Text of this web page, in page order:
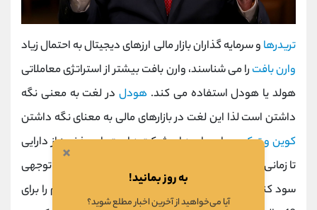
تریدرها و سرمایه گذاران بازار مالی ارزهای دیجیتال به احتمال زیاد
وارن بافت را می شناسند، وارن بافت بیشتر از استراتژی معاملاتی
هولد یا هودل استفاده می کند. هودلدر لغت به معنی نگه
داشتن است لذا این لغت در بازارهای مالی به معنای نگه داشتن
کوین و توکنو یا سهام های شرکت هاست. این ذخیره از دارایی
تا زمانی ادامه پیدا می کند که سرمایه شما به شکل قابله توجهی
سود کند؛ وارن بافت می گوید: اگر نمی توانید یک سهام را برای
×
به روز بمانید!
آیا می‌خواهید از آخرین اخبار مطلع شوید؟